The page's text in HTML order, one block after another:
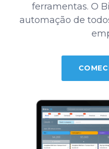
ferramentas. O
automação de